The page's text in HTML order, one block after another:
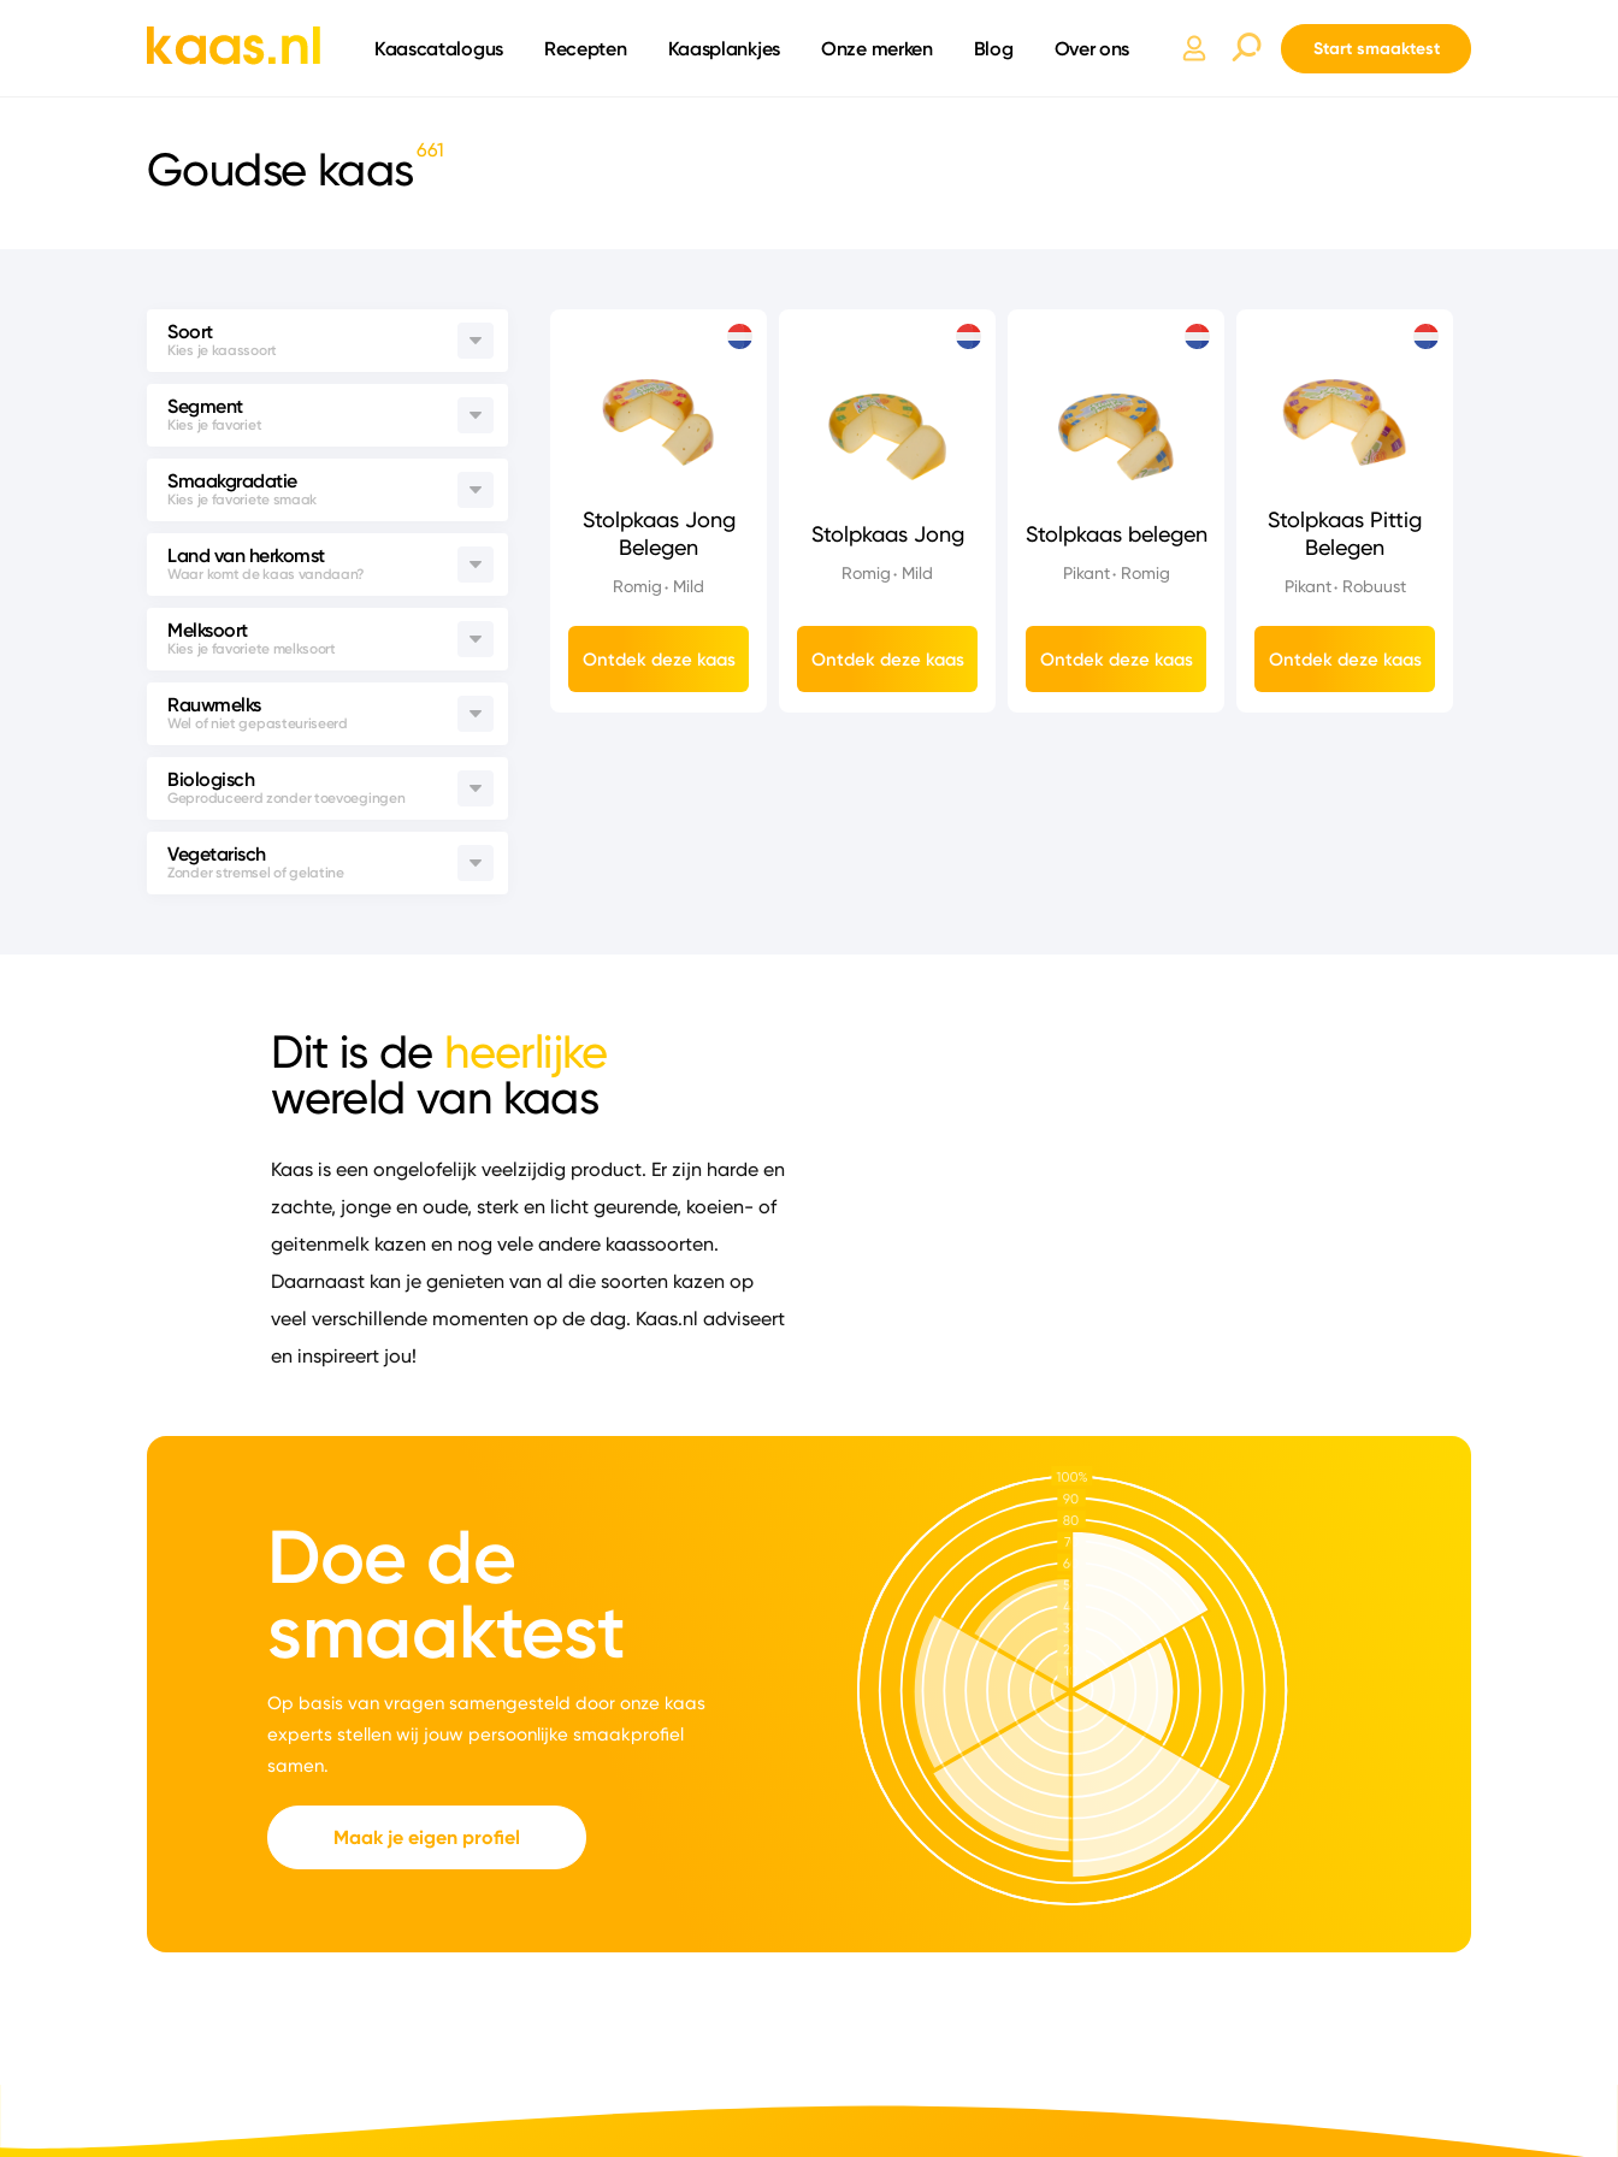
Kaascatalogus Recepten Kaasplankjes Onze merken Blog Over ons Start smaaktest
Goudse kaas661
Soort
Segment
Smaakgradatie
Land van herkomst
Melksoort
Rauwmelks
Biologisch
Vegetarisch
Stolpkaas Jong
Belegen
Romig Mild
Ontdek deze kaas
Stolpkaas Jong
Romig Mild
Ontdek deze kaas
Stolpkaas belegen
Pikant Romig
Ontdek deze kaas
Stolpkaas Pittig
Belegen
Pikant Robuust
Ontdek deze kaas
Dit is de heerlijke
wereld van kaas
Kaas is een ongelofelijk veelzijdig product. Er zijn harde en
zachte, jonge en oude, sterk en licht geurende, koeien- of
geitenmelk kazen en nog vele andere kaassoorten.
Daarnaast kan je genieten van al die soorten kazen op
veel verschillende momenten op de dag. Kaas.nl adviseert
en inspireert jou!
Doe de
smaaktest
Op basis van vragen samengesteld door onze kaas
experts stellen wij jouw persoonlijke smaakprofiel
samen.
Maak je eigen profiel